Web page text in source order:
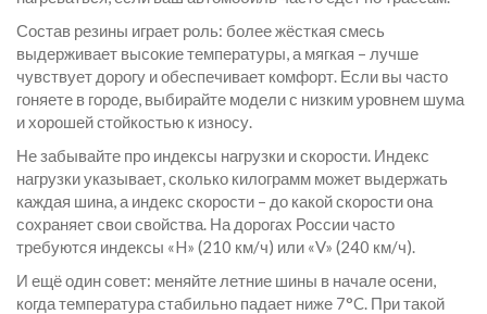
Состав резины играет роль: более жёсткая смесь
выдерживает высокие температуры, а мягкая – лучше
чувствует дорогу и обеспечивает комфорт. Если вы часто
гоняете в городе, выбирайте модели с низким уровнем шума
и хорошей стойкостью к износу.
Не забывайте про индексы нагрузки и скорости. Индекс
нагрузки указывает, сколько килограмм может выдержать
каждая шина, а индекс скорости – до какой скорости она
сохраняет свои свойства. На дорогах России часто
требуются индексы «H» (210 км/ч) или «V» (240 км/ч).
И ещё один совет: меняйте летние шины в начале осени,
когда температура стабильно падает ниже 7°C. При такой